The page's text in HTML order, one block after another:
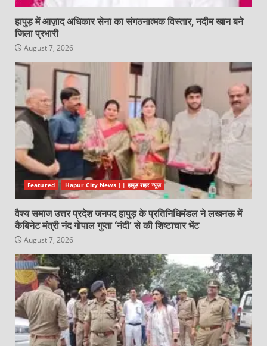
हापुड़ में आज़ाद अधिकार सेना का संगठनात्मक विस्तार, नदीम खान बने
जिला प्रभारी
August 7, 2026
Featured Hapur City News || हापुड़ शहर न्यूज़
वैश्य समाज उत्तर प्रदेश जनपद हापुड़ के प्रतिनिधिमंडल ने लखनऊ में
कैबिनेट मंत्री नंद गोपाल गुप्ता ‘नंदी’ से की शिष्टाचार भेंट
August 7, 2026